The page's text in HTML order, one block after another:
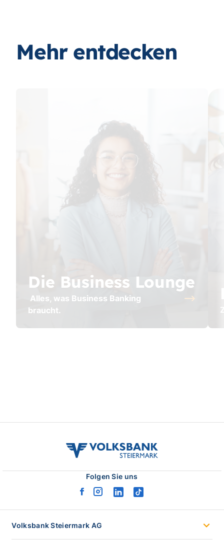
Mehr entdecken
Die Business Lounge
Alles, was Business Banking
braucht.
volksbank
stmk
Folgen Sie uns
facebook
instagram
linkedintiktok
Volksbank Steiermark AG